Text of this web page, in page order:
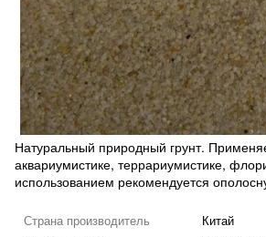
Натуральный природный грунт.
аквариумистике, террариумистике,
использованием рекомендуется
Страна производитель
Китай